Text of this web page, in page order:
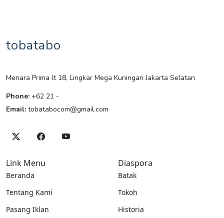
tobatabo
Menara Prima lt 18, Lingkar Mega Kuningan Jakarta Selatan
Phone: +62 21 -
Email: tobatabocom@gmail.com
Link Menu
Beranda
Tentang Kami
Pasang Iklan
Diaspora
Batak
Tokoh
Historia